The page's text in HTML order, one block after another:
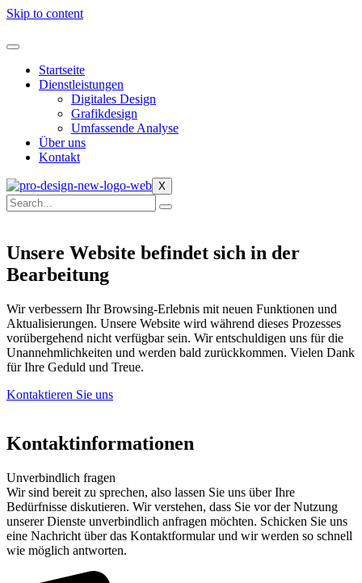
Skip to content
Startseite
Dienstleistungen
Digitales Design
Grafikdesign
Umfassende Analyse
Über uns
Kontakt
X
Unsere Website befindet sich in der
Bearbeitung
Wir verbessern Ihr Browsing-Erlebnis mit neuen Funktionen und
Aktualisierungen. Unsere Website wird während dieses Prozesses
vorübergehend nicht verfügbar sein. Wir entschuldigen uns für die
Unannehmlichkeiten und werden bald zurückkommen. Vielen Dank
für Ihre Geduld und Treue.
Kontaktieren Sie uns
Kontaktinformationen
Unverbindlich fragen
Wir sind bereit zu sprechen, also lassen Sie uns über Ihre
Bedürfnisse diskutieren. Wir verstehen, dass Sie vor der Nutzung
unserer Dienste unverbindlich anfragen möchten. Schicken Sie uns
eine Nachricht über das Kontaktformular und wir werden so schnell
wie möglich antworten.